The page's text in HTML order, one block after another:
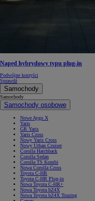
Napęd hybrydowy typu plug-in
Podwójne korzyści
Sprawdź
Samochody
Samochody
Samochody osobowe
Nowe Aygo X
Yaris
GR Yaris
Yaris Cross
Nowy Yaris Cross
Nowy Urban Cruiser
Corolla Hatchback
Corolla Sedan
Corolla TS Kombi
Nowa Corolla Cross
Toyota C-HR
Toyota C-HR Plug-in
Nowa Toyota C-HR+
Nowa Toyota bZ4X
Nowa Toyota bZ4X Touring